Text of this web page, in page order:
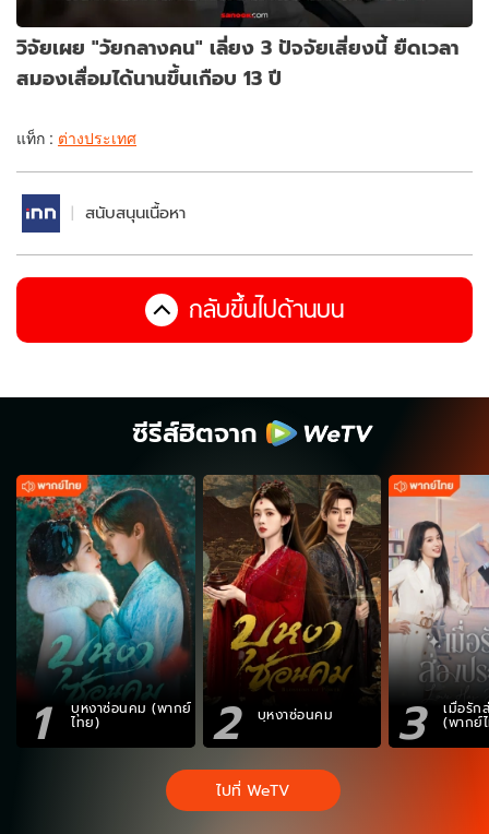
วิจัยเผย "วัยกลางคน" เลี่ยง 3 ปัจจัยเสี่ยงนี้ ยืดเวลา
สมองเสื่อมได้นานขึ้นเกือบ 13 ปี
แท็ก : ต่างประเทศ
สนับสนุนเนื้อหา
กลับขึ้นไปด้านบน
ซีรีส์ฮิตจาก
1 บุหงาซ่อนคม (พากย์
ไทย) 2 บุหงาซ่อนคม 3 เมื่อรัก
(พากย์
ไปที่ WeTV